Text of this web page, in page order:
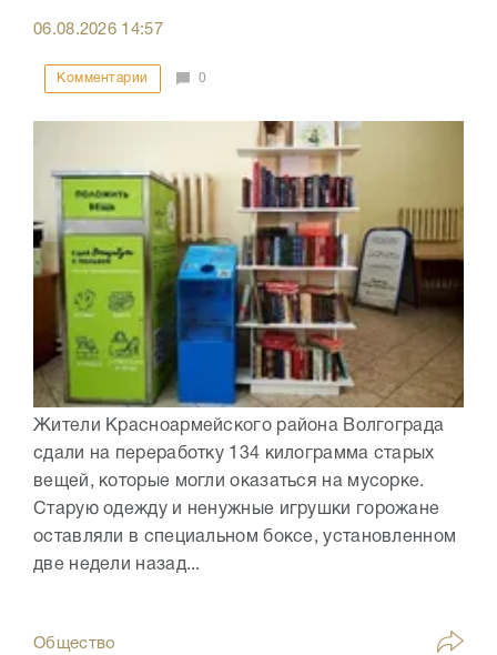
06.08.2026 14:57
Комментарии 0
Жители Красноармейского района Волгограда
сдали на переработку 134 килограмма старых
вещей, которые могли оказаться на мусорке.
Старую одежду и ненужные игрушки горожане
оставляли в специальном боксе, установленном
две недели назад...
Общество